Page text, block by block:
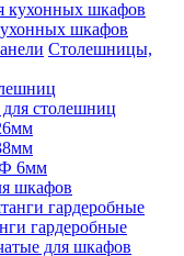
шкафов
Столешницы,
столешниц
6мм
шкафов
гардеробные